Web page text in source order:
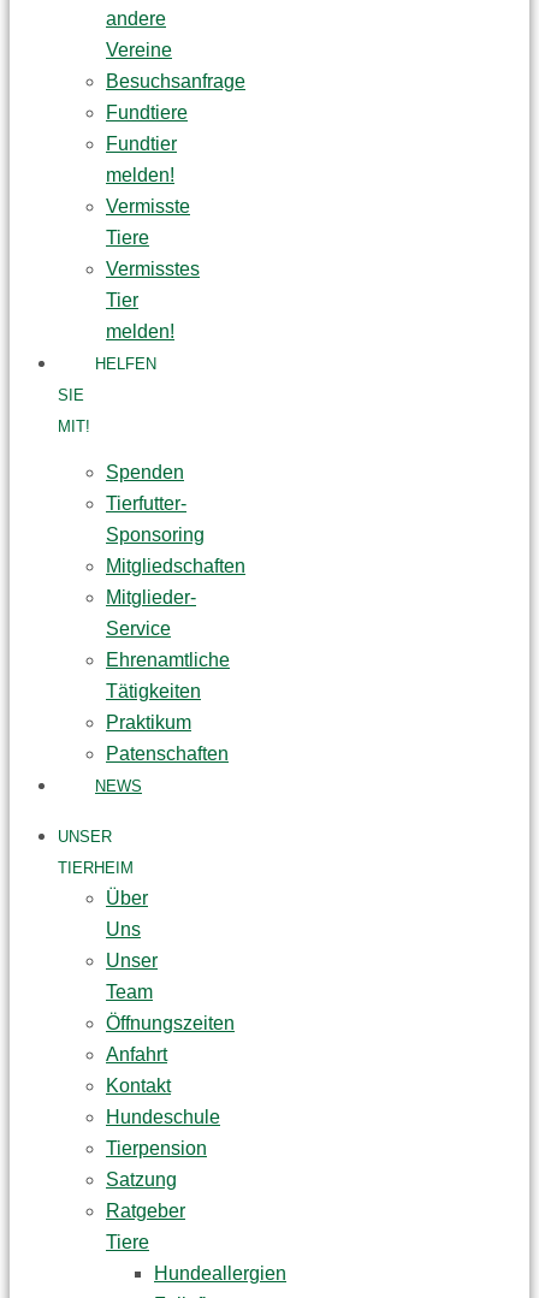
andere
Vereine
Besuchsanfrage
Fundtiere
Fundtier
melden!
Vermisste
Tiere
Vermisstes
Tier
melden!
HELFEN
SIE
MIT!
Spenden
Tierfutter-
Sponsoring
Mitgliedschaften
Mitglieder-
Service
Ehrenamtliche
Tätigkeiten
Praktikum
Patenschaften
NEWS
UNSER
TIERHEIM
Über
Uns
Unser
Team
Öffnungszeiten
Anfahrt
Kontakt
Hundeschule
Tierpension
Satzung
Ratgeber
Tiere
Hundeallergien